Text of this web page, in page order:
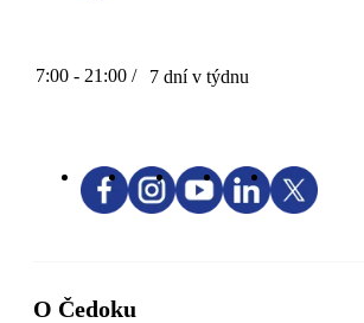
7:00 - 21:00 / 7 dní v týdnu
O Čedoku